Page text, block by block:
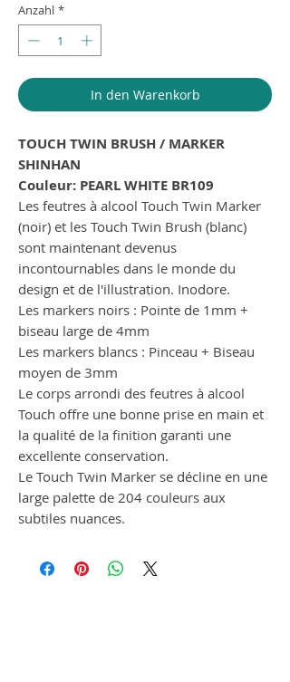
Anzahl *
In den Warenkorb
TOUCH TWIN BRUSH / MARKER
SHINHAN
Couleur: PEARL WHITE BR109
Les feutres à alcool Touch Twin Marker
(noir) et les Touch Twin Brush (blanc)
sont maintenant devenus
incontournables dans le monde du
design et de l'illustration. Inodore.
Les markers noirs : Pointe de 1mm +
biseau large de 4mm
Les markers blancs : Pinceau + Biseau
moyen de 3mm
Le corps arrondi des feutres à alcool
Touch offre une bonne prise en main et
la qualité de la finition garanti une
excellente conservation.
Le Touch Twin Marker se décline en une
large palette de 204 couleurs aux
subtiles nuances.